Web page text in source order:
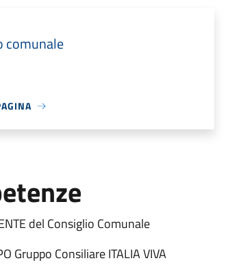
comunale
del Consiglio Comunale
Gruppo Consiliare ITALIA VIVA